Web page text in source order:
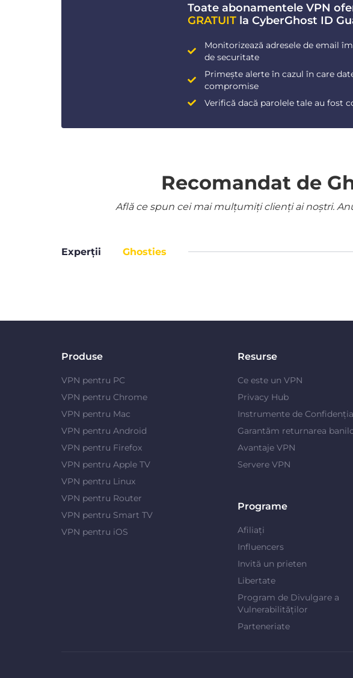
Toate abonamentele VPN
GRATUIT la CyberGhost ID
Monitorizează adresele de email
de securitate
Primește alerte în cazul în care
compromise
Verifică dacă parolele tale au fost
Recomandat de
Află ce spun cei mai mulțumiți clienți ai noștri.
Experții Ghosties
Produse
VPN pentru PC
VPN pentru Chrome
VPN pentru Mac
VPN pentru Android
VPN pentru Firefox
VPN pentru Apple TV
VPN pentru Linux
VPN pentru Router
VPN pentru Smart TV
VPN pentru iOS
Resurse
Ce este un VPN
Privacy Hub
Instrumente de
Garantăm returnarea
Avantaje VPN
Servere VPN
Programe
Afiliați
Influencers
Invită un prieten
Libertate
Program de Divulgare a
Vulnerabilităților
Parteneriate